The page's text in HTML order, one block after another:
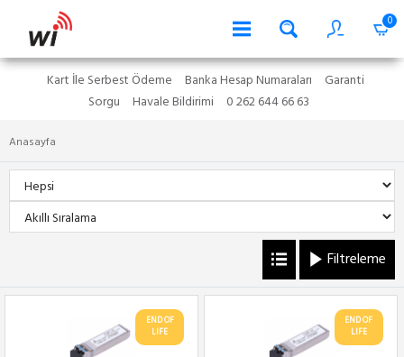
0
Kart İle Serbest Ödeme Banka Hesap Numaraları
Garanti
Sorgu
Havale Bildirimi 0 262 644 66 63
Anasayfa
Filtreleme
END OF
LIFE
END OF
LIFE